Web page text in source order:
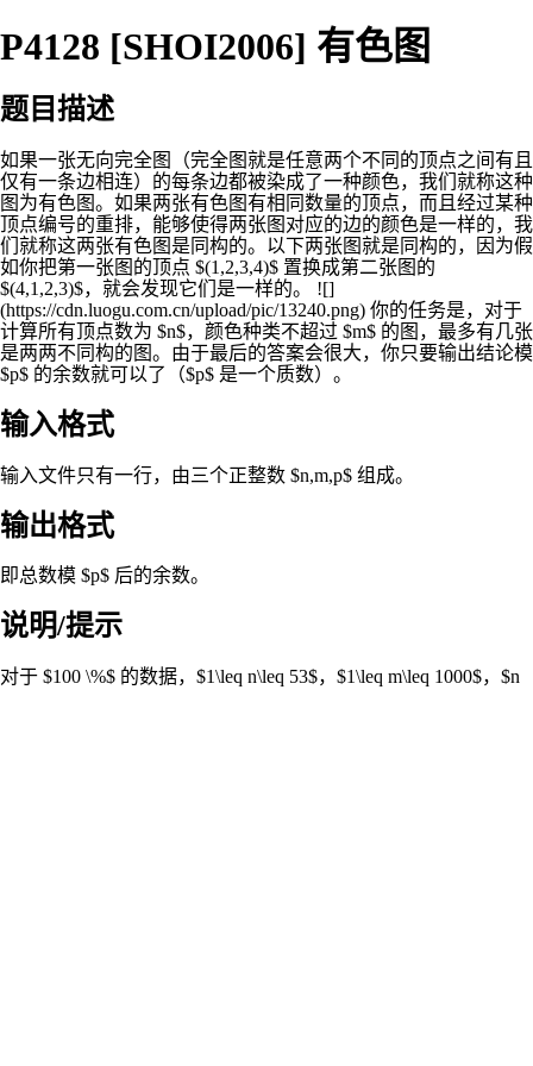
P4128 [SHOI2006] 有色图
题目描述
如果一张无向完全图（完全图就是任意两个不同的顶点之间有且
仅有一条边相连）的每条边都被染成了一种颜色，我们就称这种
图为有色图。如果两张有色图有相同数量的顶点，而且经过某种
顶点编号的重排，能够使得两张图对应的边的颜色是一样的，我
们就称这两张有色图是同构的。以下两张图就是同构的，因为假
如你把第一张图的顶点 $(1,2,3,4)$ 置换成第二张图的
$(4,1,2,3)$，就会发现它们是一样的。 ![]
(https://cdn.luogu.com.cn/upload/pic/13240.png) 你的任务是，对于
计算所有顶点数为 $n$，颜色种类不超过 $m$ 的图，最多有几张
是两两不同构的图。由于最后的答案会很大，你只要输出结论模
$p$ 的余数就可以了（$p$ 是一个质数）。
输入格式
输入文件只有一行，由三个正整数 $n,m,p$ 组成。
输出格式
即总数模 $p$ 后的余数。
说明/提示
对于 $100 \%$ 的数据，$1\leq n\leq 53$，$1\leq m\leq 1000$，$n